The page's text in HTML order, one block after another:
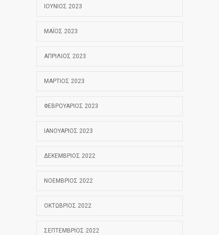
ΙΟΎΝΙΟΣ 2023
ΜΆΙΟΣ 2023
ΑΠΡΊΛΙΟΣ 2023
ΜΆΡΤΙΟΣ 2023
ΦΕΒΡΟΥΆΡΙΟΣ 2023
ΙΑΝΟΥΆΡΙΟΣ 2023
ΔΕΚΈΜΒΡΙΟΣ 2022
ΝΟΈΜΒΡΙΟΣ 2022
ΟΚΤΏΒΡΙΟΣ 2022
ΣΕΠΤΈΜΒΡΙΟΣ 2022